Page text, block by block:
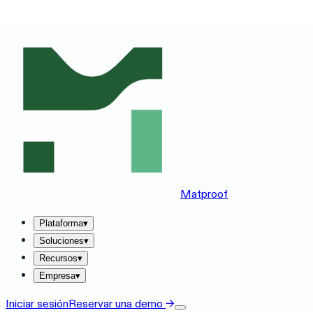
Matproof
Plataforma▾
Soluciones▾
Recursos▾
Empresa▾
Iniciar sesiónReservar una demo →